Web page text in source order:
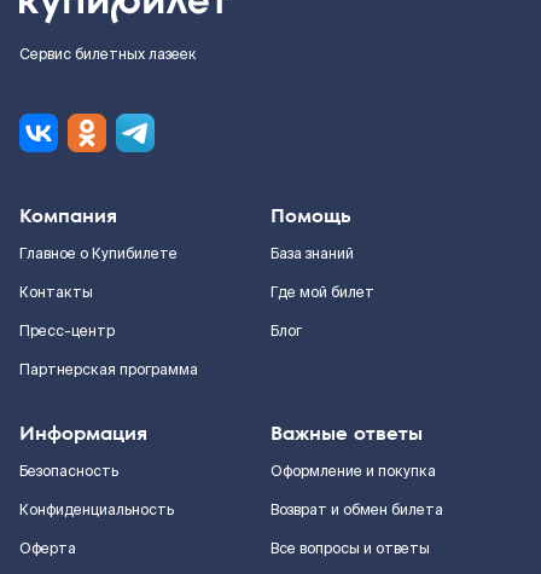
Сервис билетных лазеек
Компания
Главное о Купибилете
Контакты
Пресс-центр
Партнерская программа
Помощь
База знаний
Где мой билет
Блог
Информация
Безопасность
Конфиденциальность
Оферта
Важные ответы
Оформление и покупка
Возврат и обмен билета
Все вопросы и ответы